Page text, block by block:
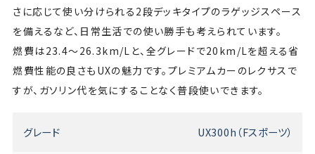
さに応じて使い分けられる2段デッキタイプのラゲッジスペース
を備えるなど、日常生活での使い勝手も考えられています。
燃費は23.4〜26.3km/Lと、全グレードで20km/Lを超える省
燃費性能の良さもUXの魅力です。プレミアムカーのレクサスで
すが、ガソリン代を気にすることなく普段使いできます。
グレード UX300h（Fスポーツ）